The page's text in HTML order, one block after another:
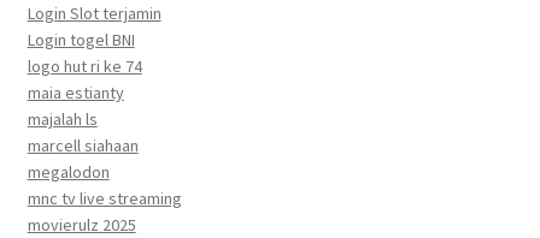
Login Slot terjamin
Login togel BNI
logo hut ri ke 74
maia estianty
majalah ls
marcell siahaan
megalodon
mnc tv live streaming
movierulz 2025